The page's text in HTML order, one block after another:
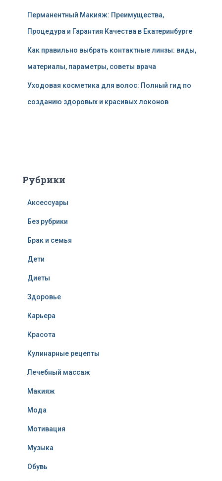
Перманентный Макияж: Преимущества,
Процедура и Гарантия Качества в Екатеринбурге
Как правильно выбрать контактные линзы: виды,
материалы, параметры, советы врача
Уходовая косметика для волос: Полный гид по
созданию здоровых и красивых локонов
Рубрики
Аксессуары
Без рубрики
Брак и семья
Дети
Диеты
Здоровье
Карьера
Красота
Кулинарные рецепты
Лечебный массаж
Макияж
Мода
Мотивация
Музыка
Обувь